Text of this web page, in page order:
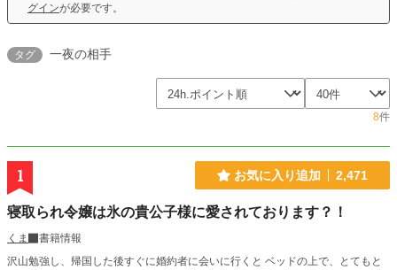
グインが必要です。
タグ 一夜の相手
8件
1 お気に入り追加 2,471
寝取られ令嬢は氷の貴公子様に愛されております？！
くま
書籍情報
沢山勉強し、帰国した後すぐに婚約者に会いに行くと ベッドの上で、とてもと